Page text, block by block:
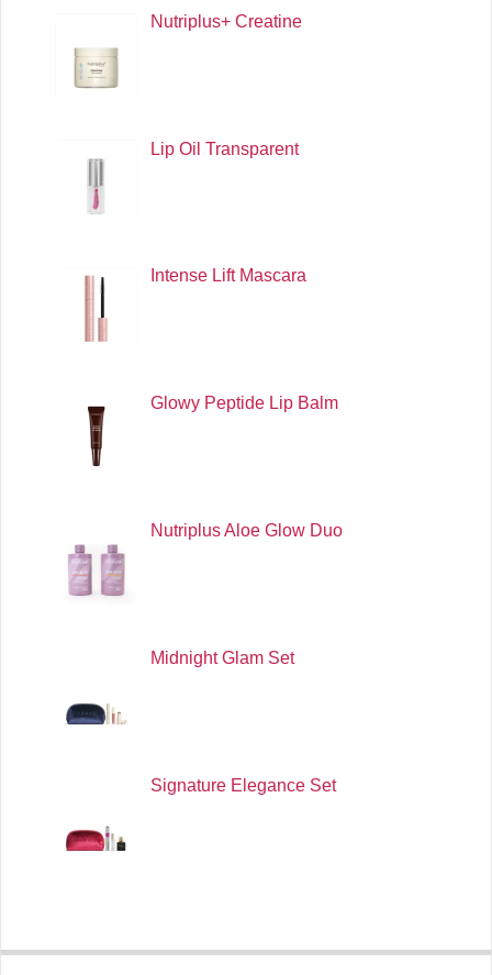
Nutriplus+ Creatine
Lip Oil Transparent
Intense Lift Mascara
Glowy Peptide Lip Balm
Nutriplus Aloe Glow Duo
Midnight Glam Set
Signature Elegance Set